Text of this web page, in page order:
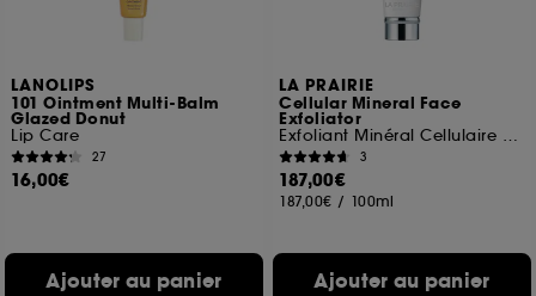
LANOLIPS
101 Ointment Multi-Balm
Glazed Donut
Lip Care
27
16,00€
Ajouter au panier
LA PRAIRIE
Cellular Mineral Face
Exfoliator
Exfoliant Minéral Cellulaire Visage
3
187,00€
187,00€ / 100ml
Ajouter au panier